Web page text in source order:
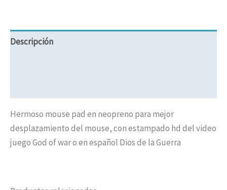
Descripción
Hermoso mouse pad en neopreno para mejor
desplazamiento del mouse, con estampado hd del video
juego God of war o en español Dios de la Guerra